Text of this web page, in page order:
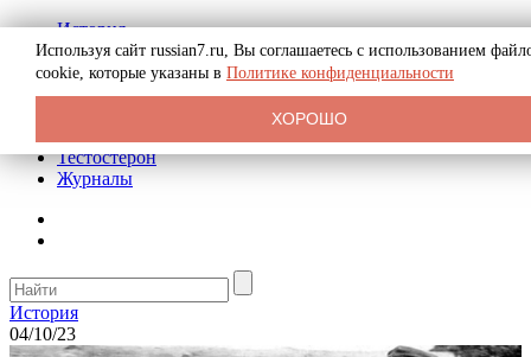
История
Биография
Криминал
Реклама на сайте
Тестостерон
Журналы
История
04/10/23
Используя сайт russian7.ru, Вы соглашаетесь с использованием
cookie, которые указаны в Политике конфиденциальности
ХОРОШО